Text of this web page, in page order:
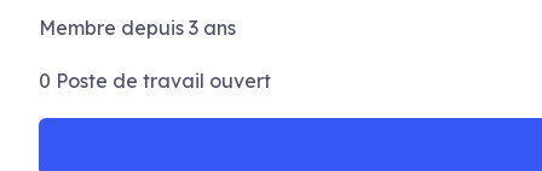
Membre depuis 3 ans
0 Poste de travail ouvert